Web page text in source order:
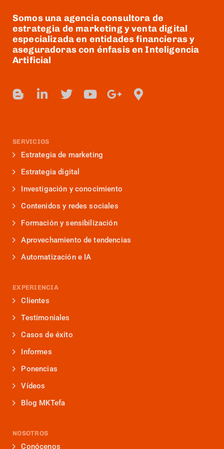
Somos una agencia consultora de
estrategia de marketing y venta digital
especializada en entidades financieras y
aseguradoras con énfasis en Inteligencia
Artificial
SERVICIOS
Estrategia de marketing
Estrategia digital
Investigación y conocimiento
Contenidos y redes sociales
Formación y sensibilización
Aprovechamiento de tendencias
Automatización e IA
EXPERIENCIA
Clientes
Testimoniales
Casos de éxito
Informes
Ponencias
Vídeos
Blog MKTefa
NOSOTROS
Conócenos